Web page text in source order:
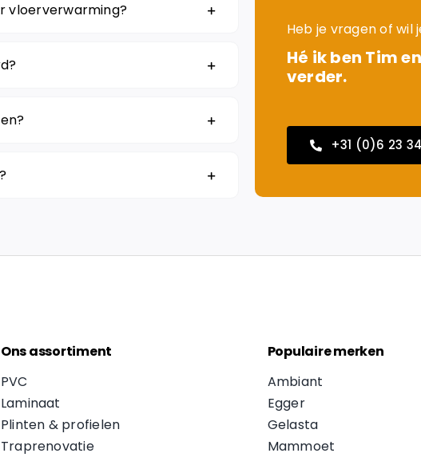
vloerverwarming?
Heb je vragen of
Hé ik ben Tim
verder.
+31 (0)6 23
Ons assortiment
PVC
Laminaat
Plinten & profielen
Traprenovatie
Populaire merken
Ambiant
Egger
Gelasta
Mammoet